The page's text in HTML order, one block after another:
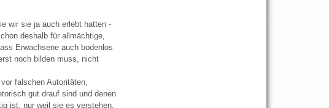
wir sie ja auch erlebt hatten -
deshalb für allmächtige,
Erwachsene auch bodenlos
noch bilden muss, nicht
falschen Autoritäten,
gut drauf sind und denen
ist, nur weil sie es verstehen,